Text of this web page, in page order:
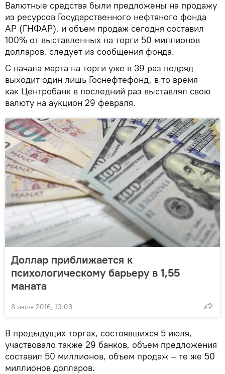
Валютные средства были предложены на продажу
из ресурсов Государственного нефтяного фонда
АР (ГНФАР), и объем продаж сегодня составил
100% от выставленных на торги 50 миллионов
долларов, следует из сообщения фонда.
С начала марта на торги уже в 39 раз подряд
выходит один лишь Госнефтефонд, в то время
как Центробанк в последний раз выставлял свою
валюту на аукцион 29 февраля.
Доллар приближается к
психологическому барьеру в 1,55
маната
8 июля 2016, 10:03
В предыдущих торгах, состоявшихся 5 июля,
участвовало также 29 банков, объем предложения
составил 50 миллионов, объем продаж – те же 50
миллионов долларов.